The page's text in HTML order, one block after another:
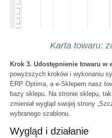
Karta towaru:
Krok 3. Udostępnienie towaru w
powyższych kroków i wykonaniu
ERP Optima, a e-Sklepem nasz
bazy sklepu. Na stronie sklepu,
zmieniał wygląd swojej strony
wybranego szablonu.
Wygląd i działanie